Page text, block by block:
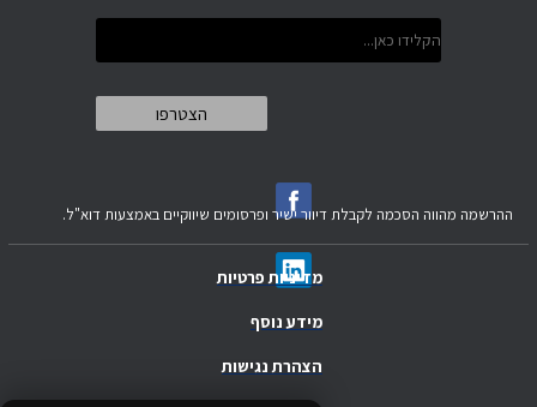
מדיניות פרטיות
מידע נוסף
הצהרת נגישות
ההרשמה מהווה הסכמה לקבלת דיוור ישיר ופרסומים שיווקיים באמצעות דוא"ל.